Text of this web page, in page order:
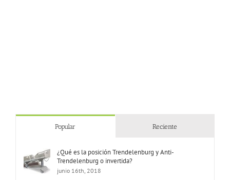
Popular Reciente
¿Qué es la posición Trendelenburg y Anti-
Trendelenburg o invertida?
junio 16th, 2018